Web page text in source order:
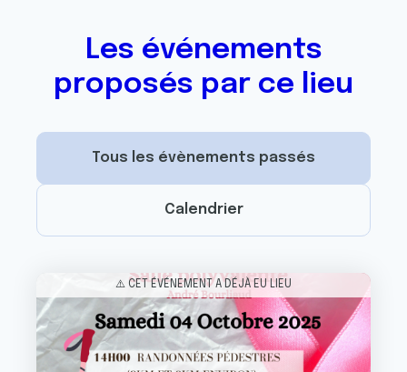
Les événements
proposés par ce lieu
Tous les évènements passés
Calendrier
⚠️ CET ÉVÉNEMENT A DÉJÀ EU LIEU